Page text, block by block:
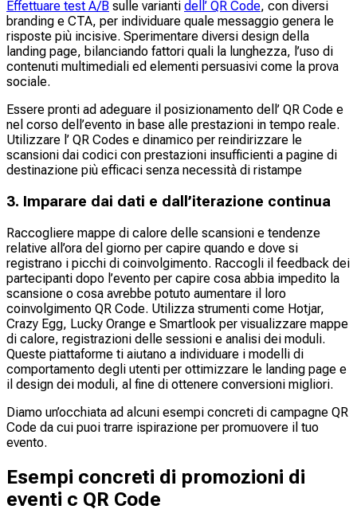
Effettuare test A/B sulle varianti dell’ QR Code, con diversi
branding e CTA, per individuare quale messaggio genera le
risposte più incisive. Sperimentare diversi design della
landing page, bilanciando fattori quali la lunghezza, l’uso di
contenuti multimediali ed elementi persuasivi come la prova
sociale.
Essere pronti ad adeguare il posizionamento dell’ QR Code e
nel corso dell’evento in base alle prestazioni in tempo reale.
Utilizzare l’ QR Codes e dinamico per reindirizzare le
scansioni dai codici con prestazioni insufficienti a pagine di
destinazione più efficaci senza necessità di ristampe
3. Imparare dai dati e dall’iterazione continua
Raccogliere mappe di calore delle scansioni e tendenze
relative all’ora del giorno per capire quando e dove si
registrano i picchi di coinvolgimento. Raccogli il feedback dei
partecipanti dopo l’evento per capire cosa abbia impedito la
scansione o cosa avrebbe potuto aumentare il loro
coinvolgimento QR Code. Utilizza strumenti come Hotjar,
Crazy Egg, Lucky Orange e Smartlook per visualizzare mappe
di calore, registrazioni delle sessioni e analisi dei moduli.
Queste piattaforme ti aiutano a individuare i modelli di
comportamento degli utenti per ottimizzare le landing page e
il design dei moduli, al fine di ottenere conversioni migliori.
Diamo un’occhiata ad alcuni esempi concreti di campagne QR
Code da cui puoi trarre ispirazione per promuovere il tuo
evento.
Esempi concreti di promozioni di
eventi c QR Code